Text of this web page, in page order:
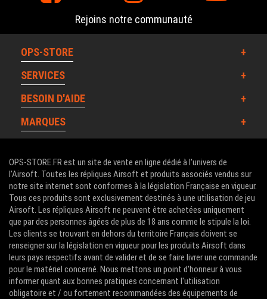
Rejoins notre communauté
OPS-STORE
SERVICES
BESOIN D'AIDE
MARQUES
OPS-STORE.FR est un site de vente en ligne dédié à l'univers de
l'Airsoft. Toutes les répliques Airsoft et produits associés vendus sur
notre site internet sont conformes à la législation Française en vigueur.
Tous ces produits sont exclusivement destinés à une utilisation de jeu
Airsoft. Les répliques Airsoft ne peuvent être achetées uniquement
que par des personnes âgées de plus de 18 ans comme le stipule la loi.
Les clients se trouvant en dehors du territoire Français doivent se
renseigner sur la législation en vigueur pour les produits Airsoft dans
leurs pays respectifs avant de valider et de se faire livrer une commande
pour le matériel concerné. Nous mettons un point d'honneur à vous
informer quant aux bonnes pratiques concernant l'utilisation
obligatoire et / ou fortement recommandées des équipements de